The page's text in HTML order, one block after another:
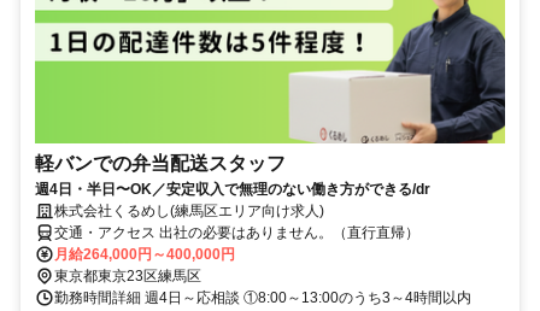
軽バンでの弁当配送スタッフ
週4日・半日〜OK／安定収入で無理のない働き方ができる/dr
株式会社くるめし(練馬区エリア向け求人)
交通・アクセス 出社の必要はありません。（直行直帰）
月給264,000円～400,000円
東京都東京23区練馬区
勤務時間詳細 週4日～応相談 ①8:00～13:00のうち3～4時間以内